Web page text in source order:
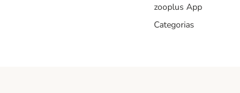
zooplus App
Categorias